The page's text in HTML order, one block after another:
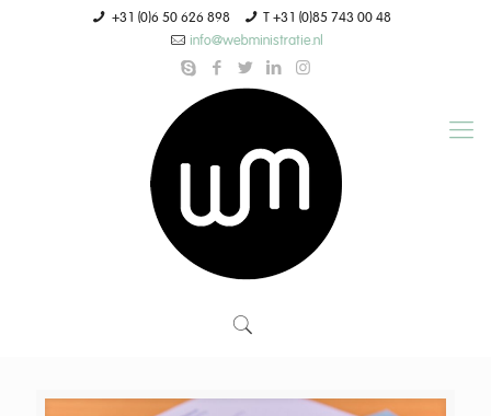
+31 (0)6 50 626 898
T +31 (0)85 743 00 48
info@webministratie.nl